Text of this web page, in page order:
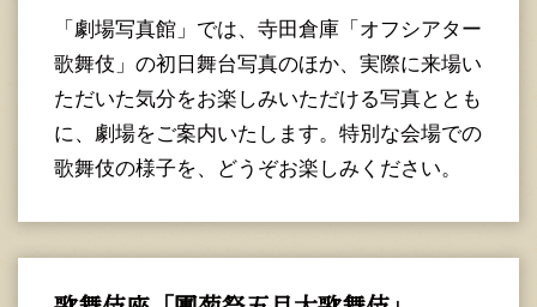
「劇場写真館」では、寺田倉庫「オフシアター
歌舞伎」の初日舞台写真のほか、実際に来場い
ただいた気分をお楽しみいただける写真ととも
に、劇場をご案内いたします。特別な会場での
歌舞伎の様子を、どうぞお楽しみください。